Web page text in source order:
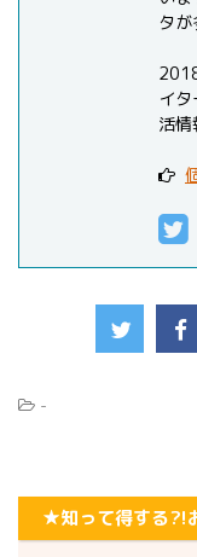
タが
イ
活
-
★知って得する?!